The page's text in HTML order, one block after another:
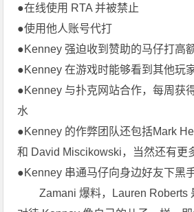
●在线使用 RTA 并被禁止
●使用他人账号代打
●Kenney 强迫收到赞助的马仔打高
●Kenney 在游戏时能够看到其他玩
●Kenney 与扑克网站合作，每周获
水
●Kenney 的作弊团队还包括Mark
和 David Miscikowski，当然还有更
●Kenney 串通马仔向身边好友下黑
Zamani 爆料，Lauren Roberts